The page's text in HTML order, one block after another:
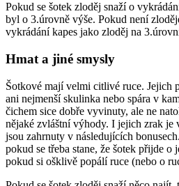
Pokud se šotek zloděj snaží o
byl o 3.úrovně výše. Pokud není
vykrádání kapes jako zloděj na
Hmat a jiné smysly
Šotkové mají velmi citlivé ruce. Jejich
ani nejmenší skulinka nebo spára v
čichem sice dobře vyvinuty, ale ne
nějaké zvláštní výhody. I jejich zrak je
jsou zahrnuty v následujících
pokud se třeba stane, že šotek přijde o
pokud si ošklivě popálí ruce (nebo o